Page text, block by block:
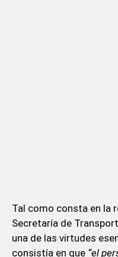
Tal como consta en la
Secretaría de
una de las virtudes
consistía en que “el